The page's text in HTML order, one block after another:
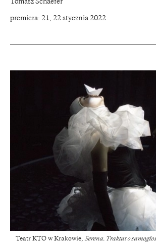
Tomasz Schaefer
premiera: 21, 22 stycznia 2022
Teatr KTO w Krakowie, Serena. Traktat o